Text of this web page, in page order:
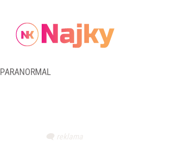
PARANORMAL